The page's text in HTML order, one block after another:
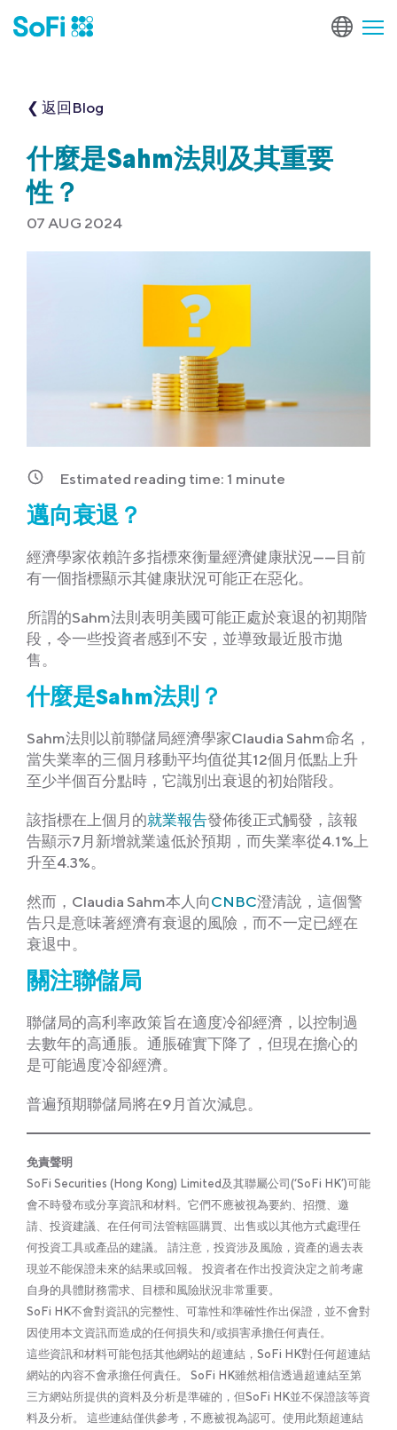
❮ 返回Blog
什麼是Sahm法則及其重要
性？
07 AUG 2024
Estimated reading time: 1 minute
邁向衰退？
經濟學家依賴許多指標來衡量經濟健康狀況——目前
有一個指標顯示其健康狀況可能正在惡化。
所謂的Sahm法則表明美國可能正處於衰退的初期階
段，令一些投資者感到不安，並導致最近股市拋
售。
什麼是Sahm法則？
Sahm法則以前聯儲局經濟學家Claudia Sahm命名，
當失業率的三個月移動平均值從其12個月低點上升
至少半個百分點時，它識別出衰退的初始階段。
該指標在上個月的就業報告發佈後正式觸發，該報
告顯示7月新增就業遠低於預期，而失業率從4.1%上
升至4.3%。
然而，Claudia Sahm本人向CNBC澄清說，這個警
告只是意味著經濟有衰退的風險，而不一定已經在
衰退中。
關注聯儲局
聯儲局的高利率政策旨在適度冷卻經濟，以控制過
去數年的高通脹。通脹確實下降了，但現在擔心的
是可能過度冷卻經濟。
普遍預期聯儲局將在9月首次減息。
免責聲明
SoFi Securities (Hong Kong) Limited及其聯屬公司(‘SoFi HK’)可能
會不時發布或分享資訊和材料。它們不應被視為要約、招攬、邀
請、投資建議、在任何司法管轄區購買、出售或以其他方式處理任
何投資工具或產品的建議。 請注意，投資涉及風險，資產的過去表
現並不能保證未來的結果或回報。 投資者在作出投資決定之前考慮
自身的具體財務需求、目標和風險狀況非常重要。
SoFi HK不會對資訊的完整性、可靠性和準確性作出保證，並不會對
因使用本文資訊而造成的任何損失和/或損害承擔任何責任。
這些資訊和材料可能包括其他網站的超連結，SoFi HK對任何超連結
網站的內容不會承擔任何責任。 SoFi HK雖然相信透過超連結至第
三方網站所提供的資料及分析是準確的，但SoFi HK並不保證該等資
料及分析。 這些連結僅供參考，不應被視為認可。使用此類超連結